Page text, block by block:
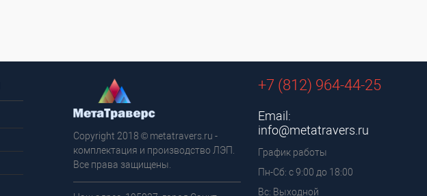
Copyright 2018 © metatravers.ru -
комплектация и производство ЛЭП.
Все права защищены.
+7 (812) 964-44-25
Email:
info@metatravers.ru
График работы
Пн-Сб: с 9:00 до 18:00
Вс: Выходной